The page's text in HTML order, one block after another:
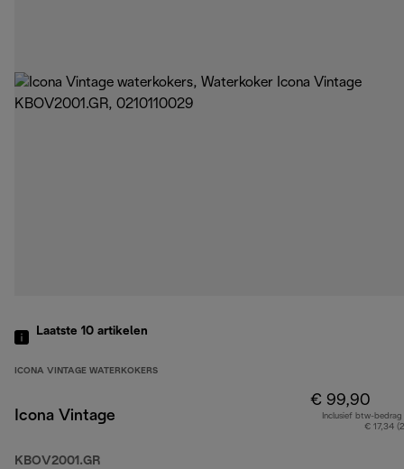
Laatste 10 artikelen
ICONA VINTAGE WATERKOKERS
Icona Vintage
KBOV2001.GR
€ 99,90
Inclusief btw-bedrag
€ 17,34